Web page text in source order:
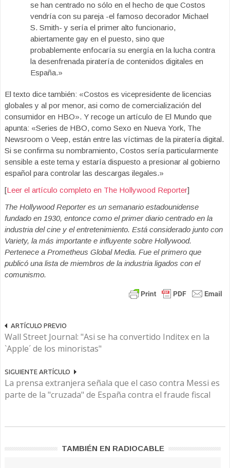
se han centrado no sólo en el hecho de que Costos
vendría con su pareja -el famoso decorador Michael
S. Smith- y sería el primer alto funcionario,
abiertamente gay en el puesto, sino que
probablemente enfocaría su energía en la lucha contra
la desenfrenada piratería de contenidos digitales en
España.»
El texto dice también: «Costos es vicepresidente de licencias
globales y al por menor, asi como de comercialización del
consumidor en HBO». Y recoge un artículo de El Mundo que
apunta: «Series de HBO, como Sexo en Nueva York, The
Newsroom o Veep, están entre las víctimas de la piratería digital.
Si se confirma su nombramiento, Costos sería particularmente
sensible a este tema y estaría dispuesto a presionar al gobierno
español para controlar las descargas ilegales.»
[Leer el artículo completo en The Hollywood Reporter]
The Hollywood Reporter es un semanario estadounidense
fundado en 1930, entonce como el primer diario centrado en la
industria del cine y el entretenimiento. Está considerado junto con
Variety, la más importante e influyente sobre Hollywood.
Pertenece a Prometheus Global Media. Fue el primero que
publicó una lista de miembros de la industria ligados con el
comunismo.
ARTÍCULO PREVIO
Wall Street Journal: "Asi se ha convertido Inditex en la
`Apple´ de los minoristas"
SIGUIENTE ARTÍCULO
La prensa extranjera señala que el caso contra Messi es
parte de la "cruzada" de España contra el fraude fiscal
TAMBIÉN EN RADIOCABLE